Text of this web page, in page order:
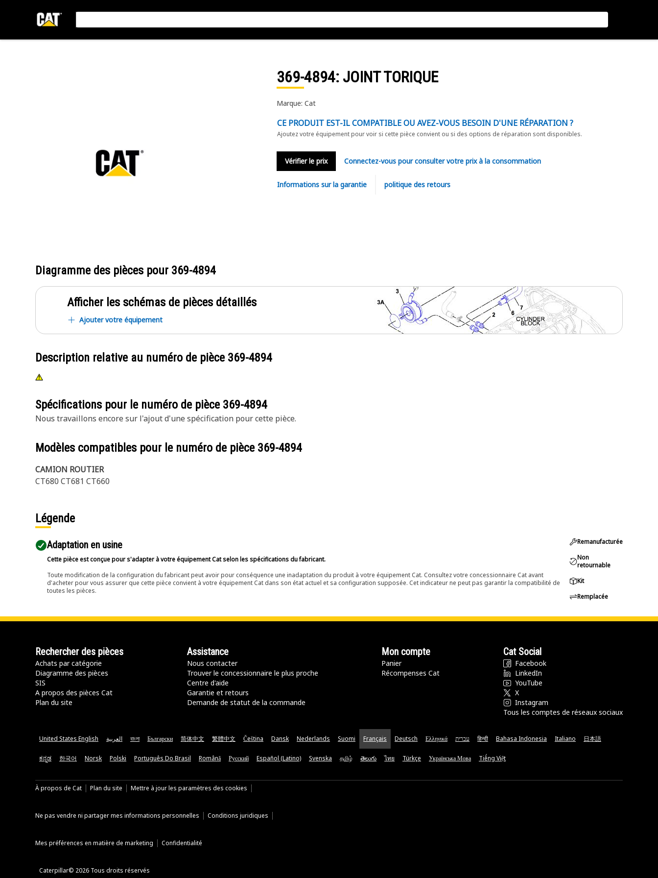
369-4894: JOINT TORIQUE
Marque: Cat
CE PRODUIT EST-IL COMPATIBLE OU AVEZ-VOUS BESOIN D'UNE RÉPARATION ?
Ajoutez votre équipement pour voir si cette pièce convient ou si des options de réparation sont disponibles.
Vérifier le prix Connectez-vous pour consulter votre prix à la consommation
Informations sur la garantie politique des retours
Diagramme des pièces pour 369-4894
Afficher les schémas de pièces détaillés
Ajouter votre équipement
Description relative au numéro de pièce 369-4894
Spécifications pour le numéro de pièce 369-4894
Nous travaillons encore sur l'ajout d'une spécification pour cette pièce.
Modèles compatibles pour le numéro de pièce 369-4894
CAMION ROUTIER
CT680 CT681 CT660
Légende
Adaptation en usine
Cette pièce est conçue pour s'adapter à votre équipement Cat selon les spécifications du fabricant.
Toute modification de la configuration du fabricant peut avoir pour conséquence une inadaptation du produit à votre équipement Cat. Consultez votre concessionnaire Cat avant
d'acheter pour vous assurer que cette pièce convient à votre équipement Cat dans son état actuel et sa configuration supposée. Cet indicateur ne peut pas garantir la compatibilité de
toutes les pièces.
Remanufacturée
Non
retournable
Kit
Remplacée
Rechercher des pièces
Achats par catégorie
Diagramme des pièces
SIS
A propos des pièces Cat
Plan du site
Assistance
Nous contacter
Trouver le concessionnaire le plus proche
Centre d'aide
Garantie et retours
Demande de statut de la commande
Mon compte
Panier
Récompenses Cat
Cat Social
Facebook
LinkedIn
YouTube
X
Instagram
Tous les comptes de réseaux sociaux
United States English العربية বাংলা Български 简体中文 繁體中文 Čeština Dansk Nederlands Suomi Français Deutsch Ελληνικά עברית हिन्दी Bahasa Indonesia Italiano 日本語
ಕನ್ನಡ 한국어 Norsk Polski Português Do Brasil Română Русский Español (Latino) Svenska தமிழ் తెలుగు ไทย Türkçe Українська Мова Tiếng Việt
À propos de Cat Plan du site Mettre à jour les paramètres des cookies
Ne pas vendre ni partager mes informations personnelles Conditions juridiques
Mes préférences en matière de marketing Confidentialité
Caterpillar© 2026 Tous droits réservés